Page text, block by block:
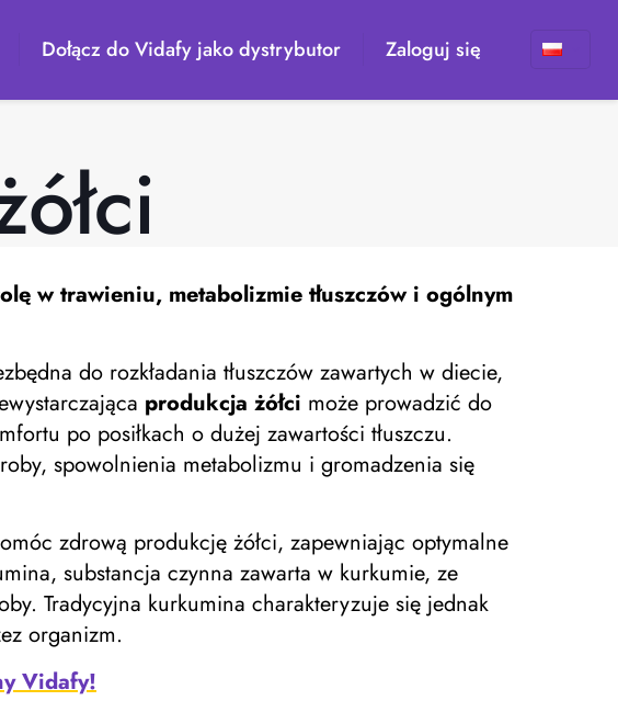
Dołącz do Vidafy jako dystrybutor Zaloguj się
w trawieniu, metabolizmie tłuszczów i ogólnym
do rozkładania tłuszczów zawartych w diecie,
produkcja żółci może prowadzić do
po posiłkach o dużej zawartości tłuszczu.
spowolnienia metabolizmu i gromadzenia się
zdrową produkcję żółci, zapewniając optymalne
substancja czynna zawarta w kurkumie, ze
Tradycyjna kurkumina charakteryzuje się jednak
organizm.
Vidafy!